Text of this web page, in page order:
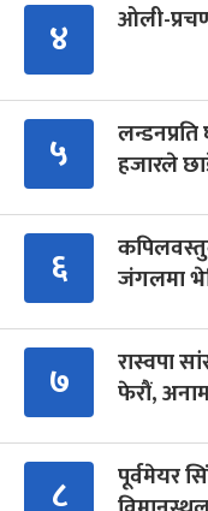
४ ओली-
५
हजारले
६
जंगलमा
७
रास्वपा
फेरौं,
८
पूर्वमेयर